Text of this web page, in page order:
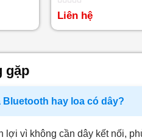
Được
xếp
hạng
sao
Liên hệ
gặp
hay loa có dây?
lợi vì không cần dây kết nối,